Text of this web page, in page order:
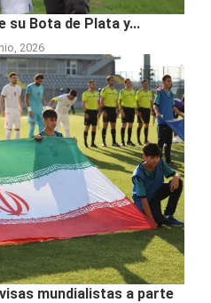
su Bota de Plata y...
2026
mundialistas a parte